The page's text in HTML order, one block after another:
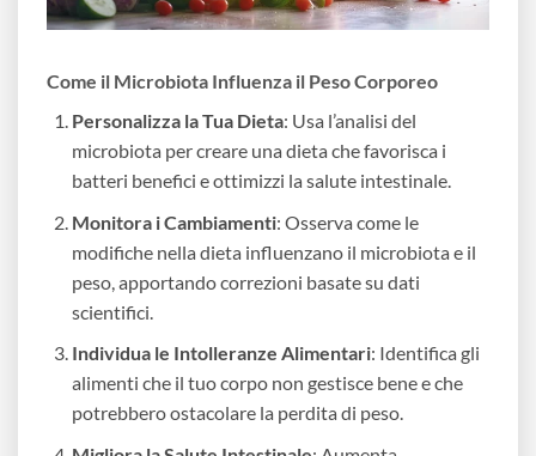
Come il Microbiota Influenza il Peso Corporeo
Personalizza la Tua Dieta: Usa l’analisi del
microbiota per creare una dieta che favorisca i
batteri benefici e ottimizzi la salute intestinale.
Monitora i Cambiamenti: Osserva come le
modifiche nella dieta influenzano il microbiota e il
peso, apportando correzioni basate su dati
scientifici.
Individua le Intolleranze Alimentari: Identifica gli
alimenti che il tuo corpo non gestisce bene e che
potrebbero ostacolare la perdita di peso.